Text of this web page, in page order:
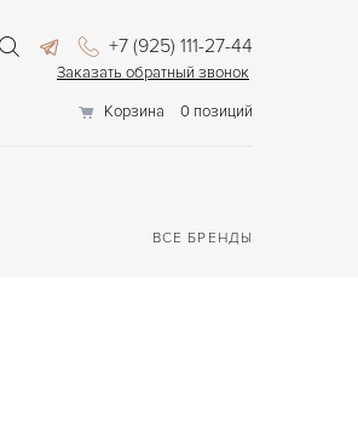
+7 (925) 111-27-44
Заказать обратный звонок
Корзина
0 позиций
ВСЕ БРЕНДЫ